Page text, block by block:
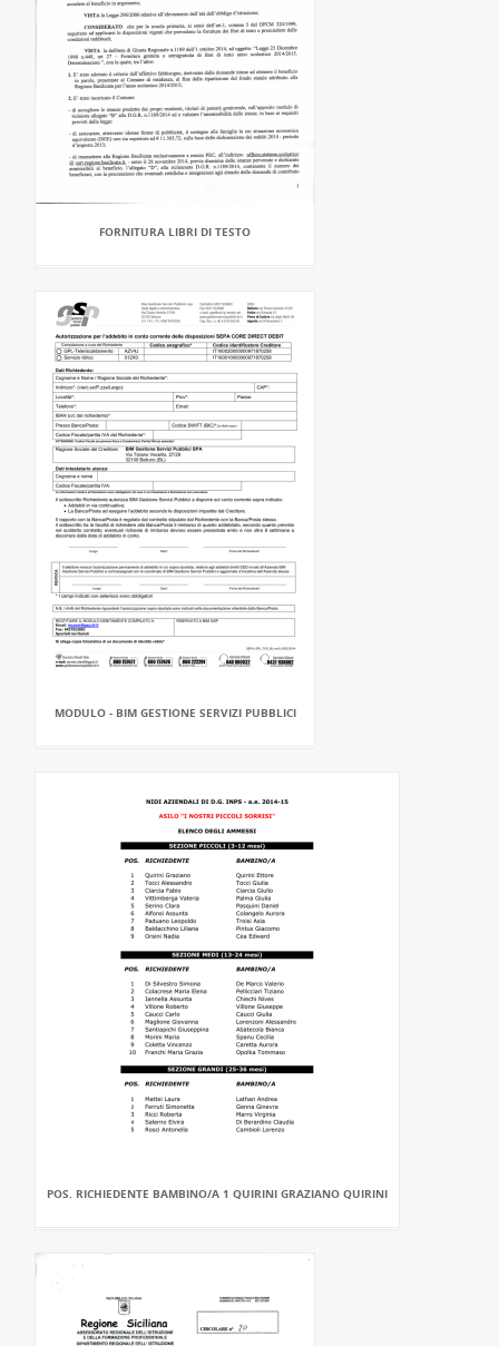
FORNITURA LIBRI DI TESTO
MODULO - BIM GESTIONE SERVIZI PUBBLICI
POS. RICHIEDENTE BAMBINO/A 1 QUIRINI GRAZIANO QUIRINI